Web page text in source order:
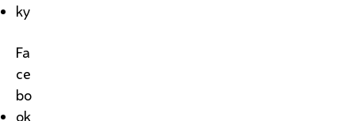
ky
Fa
ce
bo
ok